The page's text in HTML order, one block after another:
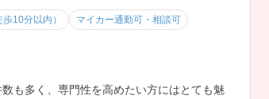
10分以内）
マイカー通勤可・相談可
も多く、専門性を高めたい方にはとても魅